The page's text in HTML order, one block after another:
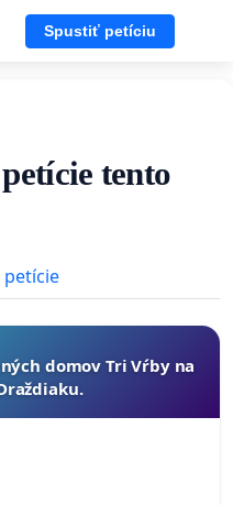
Spustiť petíciu
tento
petície
Tri Vŕby na